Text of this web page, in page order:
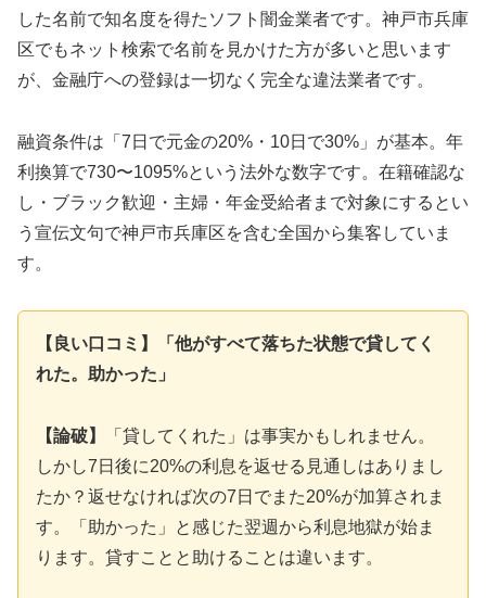
した名前で知名度を得たソフト闇金業者です。神戸市兵庫
区でもネット検索で名前を見かけた方が多いと思います
が、金融庁への登録は一切なく完全な違法業者です。
融資条件は「7日で元金の20%・10日で30%」が基本。年
利換算で730〜1095%という法外な数字です。在籍確認な
し・ブラック歓迎・主婦・年金受給者まで対象にするとい
う宣伝文句で神戸市兵庫区を含む全国から集客していま
す。
【良い口コミ】「他がすべて落ちた状態で貸してく
れた。助かった」
【論破】
「貸してくれた」は事実かもしれません。
しかし7日後に20%の利息を返せる見通しはありまし
たか？返せなければ次の7日でまた20%が加算されま
す。「助かった」と感じた翌週から利息地獄が始ま
ります。貸すことと助けることは違います。